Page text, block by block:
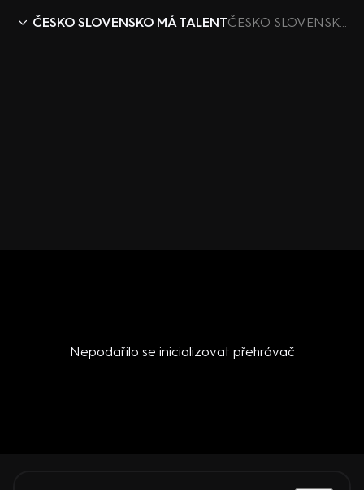
ČESKO SLOVENSKO MÁ TALENT ČESKO SLOVENSKO MÁ TALENT X (1) – Polina Babii
Nepodařilo se inicializovat přehrávač